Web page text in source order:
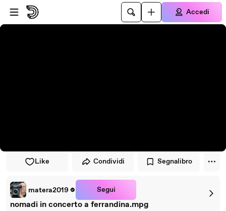
Vai al lettore
Passa al contenuto principale
Accedi
Like Condividi Segnalibro
matera2019 Segui
nomadi in concerto a ferrandina.mpg